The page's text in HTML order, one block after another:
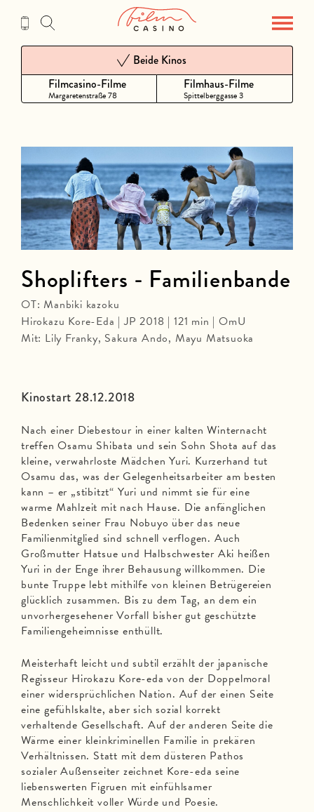
Inhalt
Filmcasino-Filme
Margaretenstraße 78
Beide Kinos
Filmhaus-Filme
Spittelberggasse 3
Kinostart 28.12.2018
Nach einer Diebestour in einer kalten Winternacht
treffen Osamu Shibata und sein Sohn Shota auf das
kleine, verwahrloste Mädchen Yuri. Kurzerhand tut
Osamu das, was der Gelegenheitsarbeiter am besten
kann – er „stibitzt“ Yuri und nimmt sie für eine
warme Mahlzeit mit nach Hause. Die anfänglichen
Bedenken seiner Frau Nobuyo über das neue
Familienmitglied sind schnell verflogen. Auch
Großmutter Hatsue und Halbschwester Aki heißen
Yuri in der Enge ihrer Behausung willkommen. Die
bunte Truppe lebt mithilfe von kleinen Betrügereien
glücklich zusammen. Bis zu dem Tag, an dem ein
unvorhergesehener Vorfall bisher gut geschützte
Familiengeheimnisse enthüllt.
Meisterhaft leicht und subtil erzählt der japanische
Regisseur Hirokazu Kore-eda von der Doppelmoral
einer widersprüchlichen Nation. Auf der einen Seite
eine gefühlskalte, aber sich sozial korrekt
verhaltende Gesellschaft. Auf der anderen Seite die
Wärme einer kleinkriminellen Familie in prekären
Verhältnissen. Statt mit dem düsteren Pathos
sozialer Außenseiter zeichnet Kore-eda seine
liebenswerten Figruen mit einfühlsamer
Menschlichkeit voller Würde und Poesie.
Shoplifters - Familienbande
OT: Manbiki kazoku
Hirokazu Kore-Eda | JP 2018 | 121 min | OmU
Mit: Lily Franky, Sakura Ando, Mayu Matsuoka